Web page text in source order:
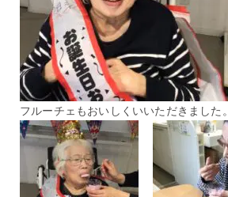
フルーチェもおいしくいいただきました。